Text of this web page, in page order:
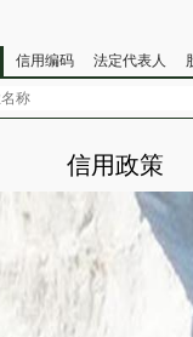
信用编码 法定代表人
信用政策